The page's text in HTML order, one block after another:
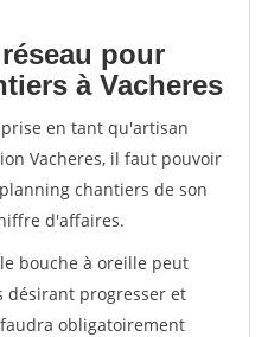
pour
à Vacheres
en tant qu'artisan
Vacheres, il faut pouvoir
chantiers de son
d'affaires.
bouche à oreille peut
désirant progresser et
obligatoirement